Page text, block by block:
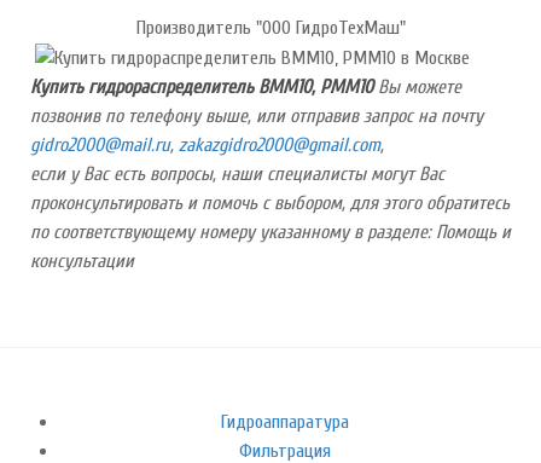
Производитель "ООО ГидроТехМаш"
Купить гидрораспределитель ВММ10, РММ10Вы можете
позвонив по телефону выше, или отправив запрос на почту
,
,
если у Вас есть вопросы, наши специалисты могут Вас
проконсультировать и помочь с выбором, для этого обратитесь
по соответствующему номеру указанному в разделе: Помощь и
консультации
Гидроаппаратура
Фильтрация